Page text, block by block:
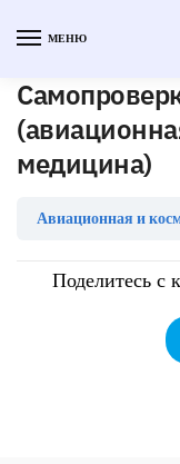
МЕНЮ
медицина)
Поделитесь с